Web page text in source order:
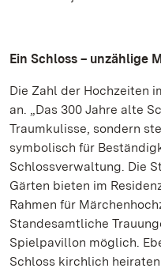
Ein Schloss – unzählige
Die Zahl der Hochzeiten
an. „Das 300 Jahre alte
Traumkulisse, sondern
symbolisch für
Schlossverwaltung. Die
Gärten bieten im
Rahmen für
Standesamtliche
Spielpavillon möglich.
Schloss kirchlich